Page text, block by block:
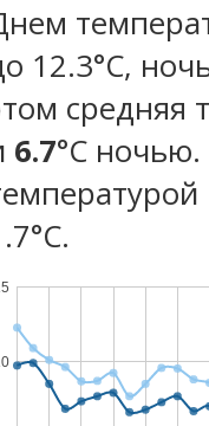
12.3°C,
средняя
6.7°C